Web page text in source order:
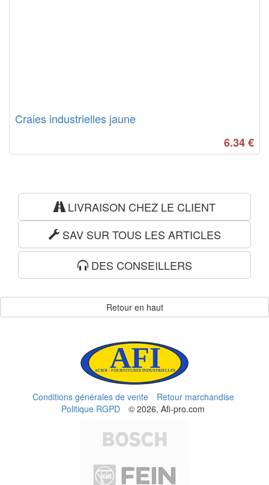
Craies industrielles jaune
6.34€
LIVRAISON CHEZ LE CLIENT
SAV SUR TOUS LES ARTICLES
DES CONSEILLERS
Retour en haut
Conditions générales de vente
Retour marchandise
Politique RGPD
© 2026, Afi-pro.com